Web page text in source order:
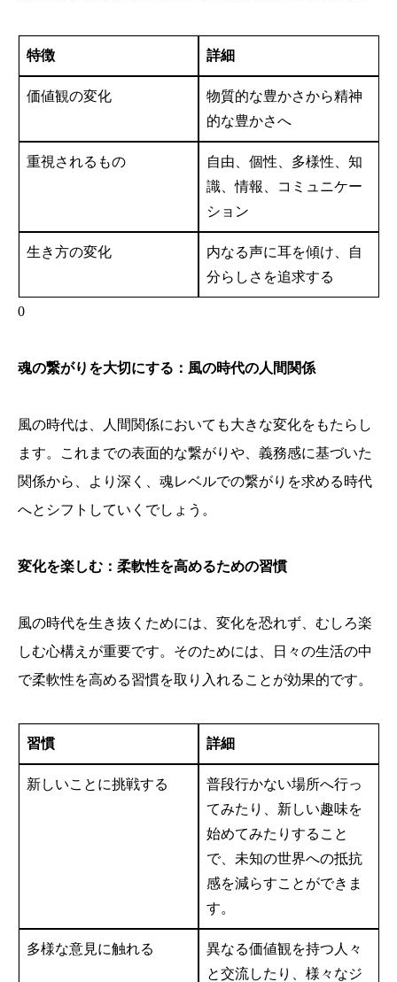
特徴 詳細
価値観の変化
物質的な豊かさから精神
的な豊かさへ
重視されるもの
自由、個性、多様性、知
識、情報、コミュニケー
ション
生き方の変化
内なる声に耳を傾け、自
分らしさを追求する
0
魂の繋がりを大切にする：風の時代の人間関係
風の時代は、人間関係においても大きな変化をもたらし
ます。これまでの表面的な繋がりや、義務感に基づいた
関係から、より深く、魂レベルでの繋がりを求める時代
へとシフトしていくでしょう。
変化を楽しむ：柔軟性を高めるための習慣
風の時代を生き抜くためには、変化を恐れず、むしろ楽
しむ心構えが重要です。そのためには、日々の生活の中
で柔軟性を高める習慣を取り入れることが効果的です。
習慣 詳細
新しいことに挑戦する
普段行かない場所へ行っ
てみたり、新しい趣味を
始めてみたりすること
で、未知の世界への抵抗
感を減らすことができま
す。
多様な意見に触れる
異なる価値観を持つ人々
と交流したり、様々なジ